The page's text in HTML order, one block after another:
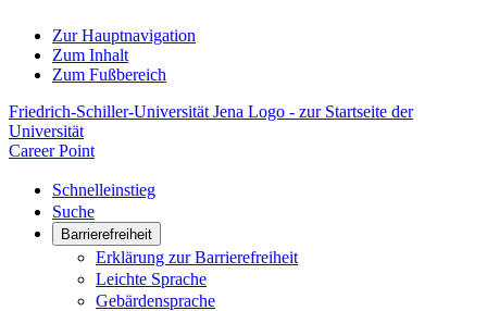
Zur Hauptnavigation
Zum Inhalt
Zum Fußbereich
Friedrich-Schiller-Universität Jena Logo - zur Startseite der
Universität
Career Point
Schnelleinstieg
Suche
Barrierefreiheit
Erklärung zur Barrierefreiheit
Leichte Sprache
Gebärdensprache